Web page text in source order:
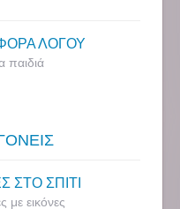
ΛΟΓΟΥ
παιδιά
ΣΤΟ ΣΠΙΤΙ
με εικόνες